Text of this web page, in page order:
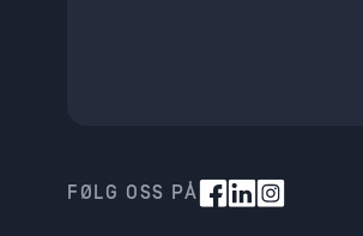
FØLG OSS PÅ